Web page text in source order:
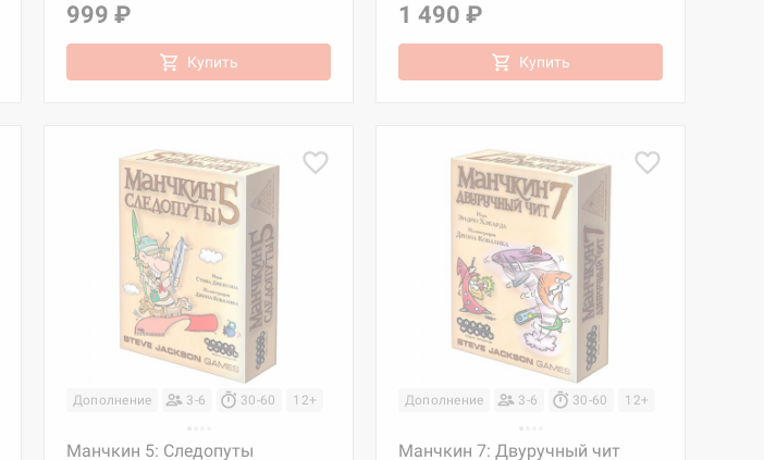
999 ₽
Купить
1 490 ₽
Купить
Дополнение 3-6 30-60 12+
Манчкин 5: Следопуты
Дополнение 3-6 30-60 12+
Манчкин 7: Двуручный чит